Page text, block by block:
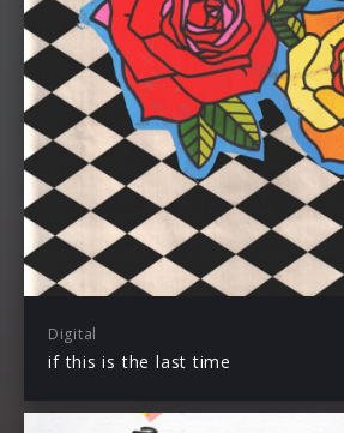
Digital
if this is the last time